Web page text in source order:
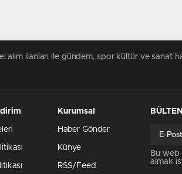
ilanları ile gündem, spor kültür ve sanat
Kurumsal
Haber Gönder
Künye
RSS/Feed
Bu web
almak